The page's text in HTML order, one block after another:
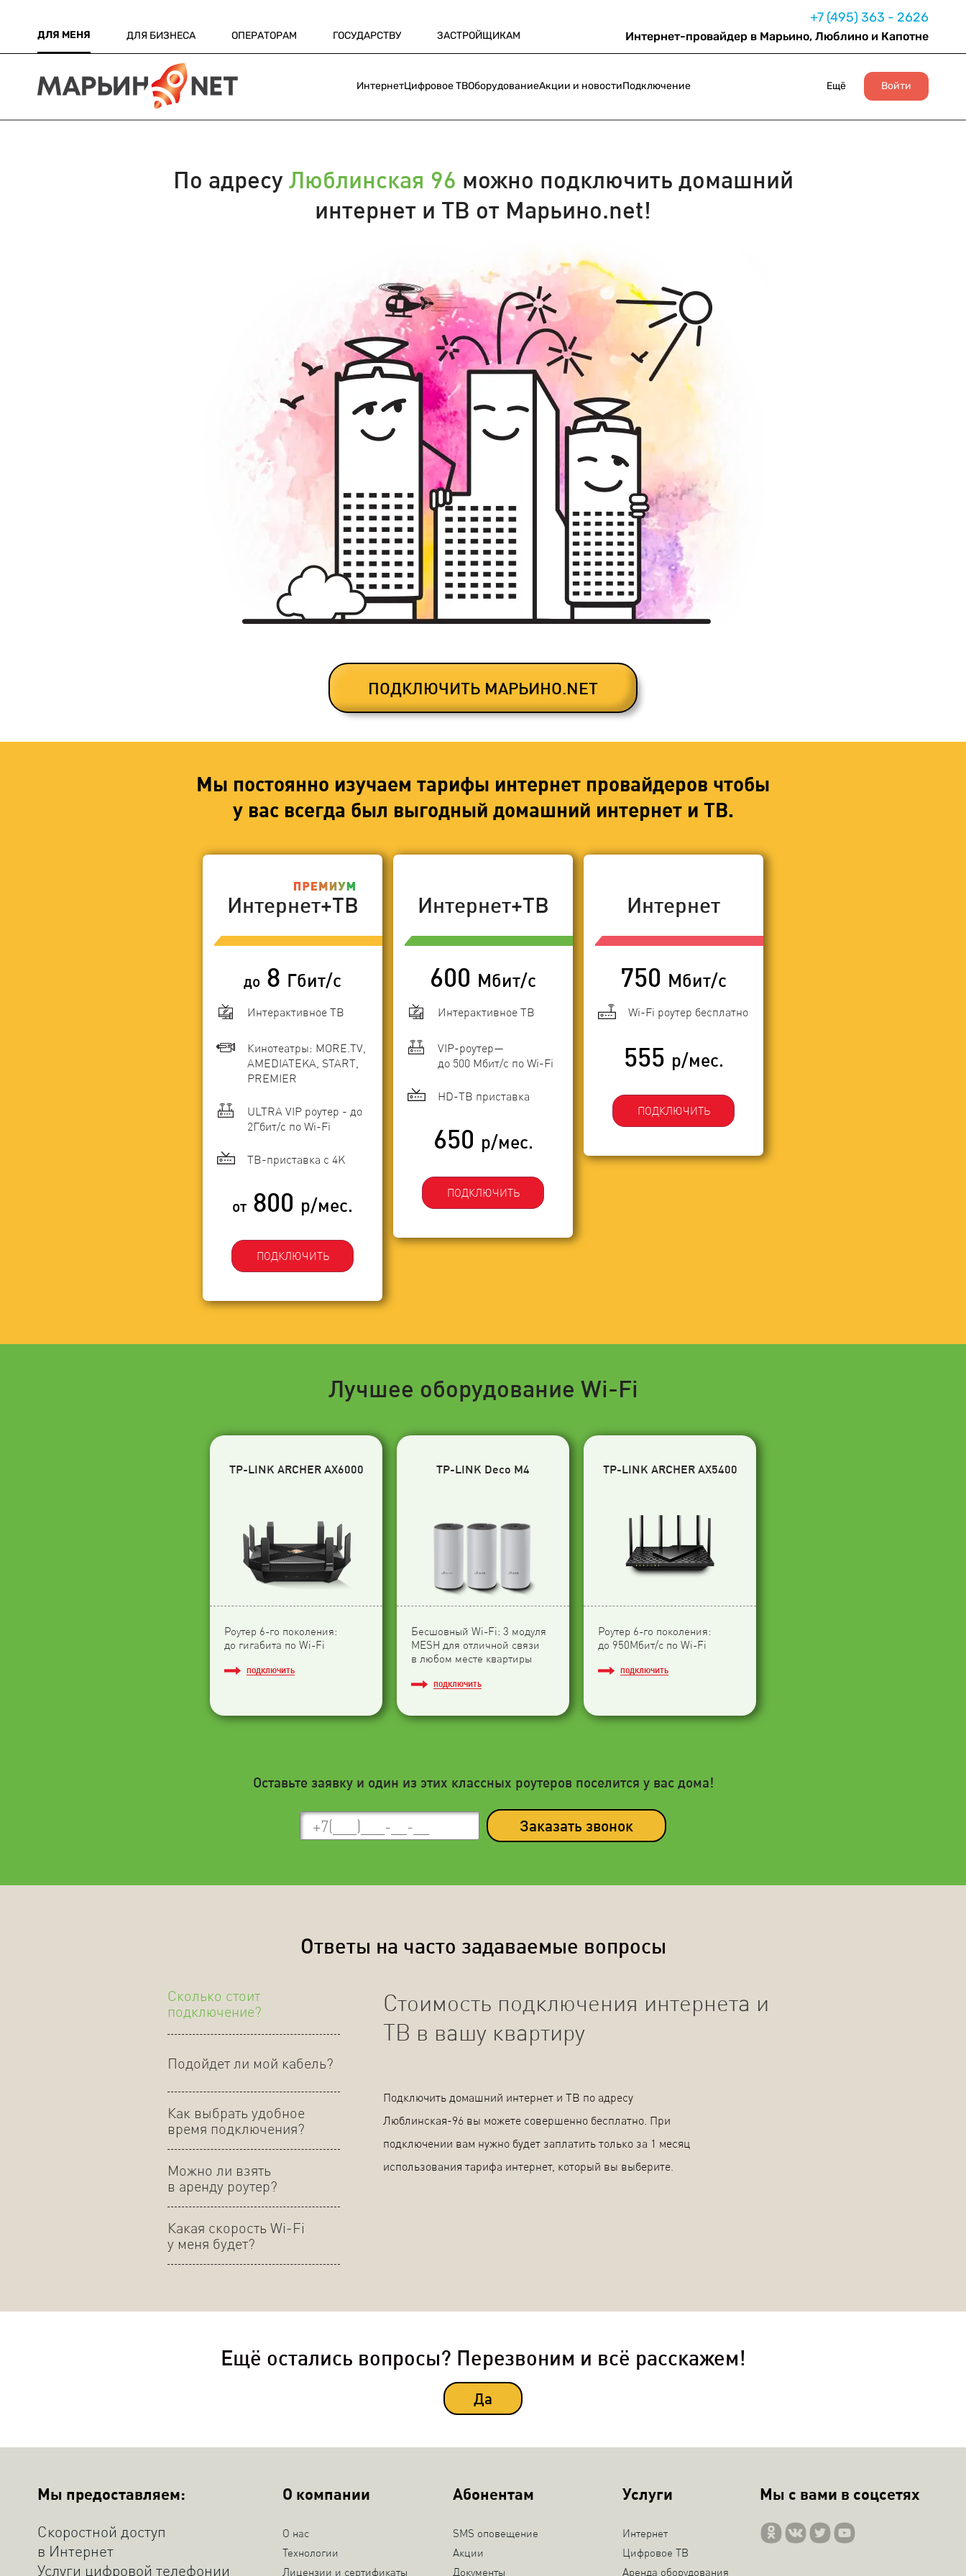
ДЛЯ МЕНЯ ДЛЯ БИЗНЕСА ОПЕРАТОРАМ ГОСУДАРСТВУ ЗАСТРОЙЩИКАМ
+7 (495) 363 - 2626
Интернет-провайдер в Марьино, Люблино и Капотне
ИнтернетЦифровое ТВОборудованиеАкции и новостиПодключение Ещё Войти
По адресуЛюблинская 96 можно подключить домашний
интернет и ТВ от Марьино.net!
ПОДКЛЮЧИТЬ МАРЬИНО.NET
Мы постоянно изучаем тарифы интернет провайдеров чтобы
у вас всегда был выгодный домашний интернет и ТВ.
Интернет+ТВ
до 8 Гбит/с
Интерактивное ТВ
Кинотеатры: MORE.TV,
AMEDIATEKA, START,
PREMIER
ULTRA VIP роутер - до
2Гбит/c по Wi-Fi
ТВ-приставка с 4K
от 800 р/мес.
ПОДКЛЮЧИТЬ
Интернет+ТВ
600 Мбит/с
Интерактивное ТВ
VIP-роутер—
до 500 Мбит/с по Wi-Fi
HD-ТВ приставка
650 р/мес.
ПОДКЛЮЧИТЬ
Интернет
750 Мбит/с
Wi-Fi роутер бесплатно
555 р/мес.
ПОДКЛЮЧИТЬ
Лучшее оборудование Wi-Fi
TP-LINK ARCHER AX6000
Роутер 6-го поколения:
до гигабита по Wi-Fi
ПОДКЛЮЧИТЬ
TP-LINK Deco M4
Бесшовный Wi-Fi: 3 модуля
МESH для отличной связи
в любом месте квартиры
ПОДКЛЮЧИТЬ
TP-LINK ARCHER AX5400
Роутер 6-го поколения:
до 950Мбит/с по Wi-Fi
ПОДКЛЮЧИТЬ
Оставьте заявку и один из этих классных роутеров поселится у вас дома!
Заказать звонок
Ответы на часто задаваемые вопросы
Сколько стоит
подключение?
Подойдет ли мой кабель?
Как выбрать удобное
время подключения?
Можно ли взять
в аренду роутер?
Какая скорость Wi-Fi
у меня будет?
Стоимость подключения интернета и
ТВ в вашу квартиру
Подключить домашний интернет и ТВ по адресу
Люблинская-96 вы можете совершенно бесплатно. При
подключении вам нужно будет заплатить только за 1 месяц
использования тарифа интернет, который вы выберите.
Ещё остались вопросы? Перезвоним и всё расскажем!
Да
Мы предоставляем:
Скоростной доступ
в Интернет
Услуги цифровой телефонии
О компании
О нас
Технологии
Лицензии и сертификаты
Абонентам
SMS оповещение
Акции
Документы
Услуги
Интернет
Цифровое ТВ
Аренда оборудования
Мы с вами в соцсетях